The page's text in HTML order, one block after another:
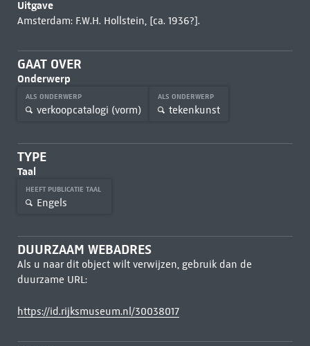
Uitgave
Amsterdam: F.W.H. Hollstein, [ca. 1936?].
GAAT OVER
Onderwerp
ALS ONDERWERP
verkoopcatalogi (vorm)
ALS ONDERWERP
tekenkunst
TYPE
Taal
HEEFT PUBLICATIE TAAL
Engels
DUURZAAM WEBADRES
Als u naar dit object wilt verwijzen, gebruik dan de
duurzame URL:
https://id.rijksmuseum.nl/30038017